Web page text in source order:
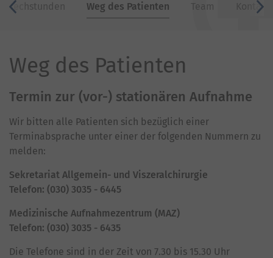
zurück Weg des Patienten Team Kontakt
Weg des Patienten
Termin zur (vor-) stationären Aufnahme
Wir bitten alle Patienten sich bezüglich einer
Terminabsprache unter einer der folgenden Nummern zu
melden:
Sekretariat Allgemein- und Viszeralchirurgie
Telefon: (030) 3035 - 6445
Medizinische Aufnahmezentrum (MAZ)
Telefon: (030) 3035 - 6435
Die Telefone sind in der Zeit von 7.30 bis 15.30 Uhr